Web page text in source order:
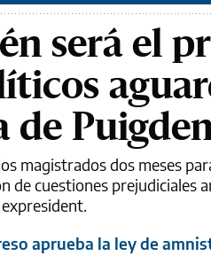
será el
de
magistrados dos meses
de cuestiones prejudiciales
aprueba la ley de